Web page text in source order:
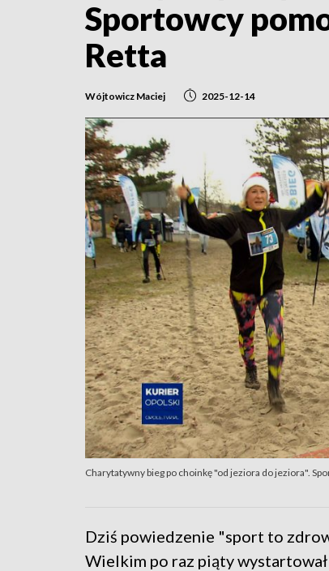
Sportowcy
Retta
Wójtowicz Maciej 2025-12-14
Charytatywny bieg po choinkę "od jeziora do jeziora".
Dziś powiedzenie "sport to
Wielkim po raz piąty